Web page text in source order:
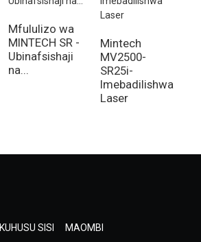
Mfululizo wa
MINTECH SR -
Ubinafsishaji
na...
Mintech
MV2500-
SR25i-
Imebadilishwa
Laser
KUHUSU SISI MAOMBI